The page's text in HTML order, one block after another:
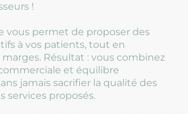
!
vous permet de proposer des
à vos patients, tout en
Résultat : vous combinez
et équilibre
jamais sacrifier la qualité des
services proposés.